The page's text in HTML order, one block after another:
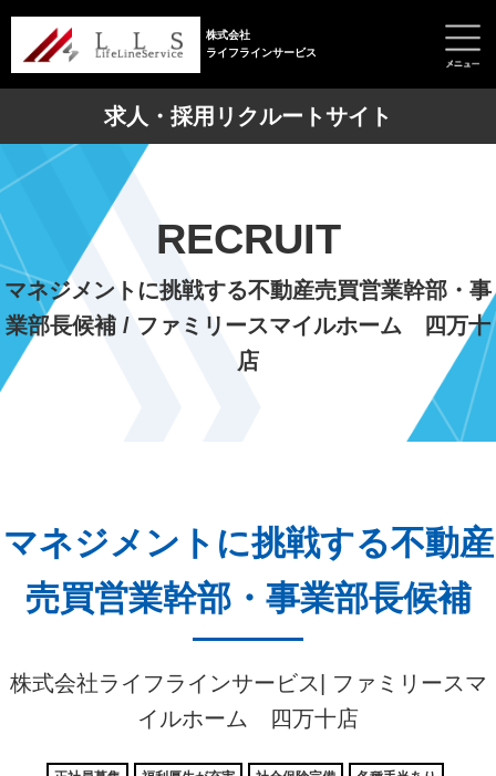
株式会社
ライフラインサービス
求人・採用リクルートサイト
RECRUIT
マネジメントに挑戦する不動産売買営業幹部・事
業部長候補 / ファミリースマイルホーム 四万十
店
マネジメントに挑戦する不動産
売買営業幹部・事業部長候補
株式会社ライフラインサービス| ファミリースマ
イルホーム 四万十店